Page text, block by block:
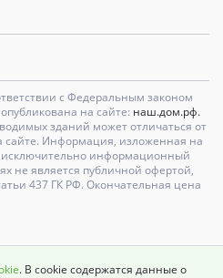
с Федеральным законом
на сайте: наш.дом.рф.
зданий может отличаться от
Информация, изложенная на
исключительно информационный
не является публичной офертой,
437 ГК РФ. Окончательная цена
. В cookie содержатся данные о